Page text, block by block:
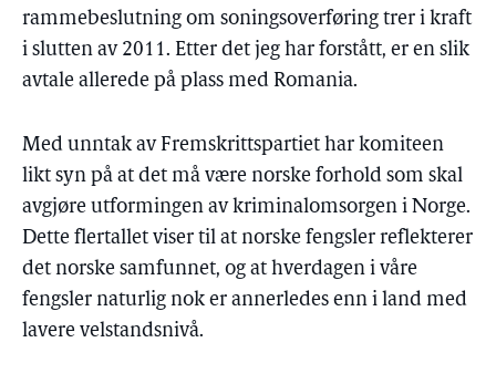
rammebeslutning om soningsoverføring trer i kraft
i slutten av 2011. Etter det jeg har forstått, er en slik
avtale allerede på plass med Romania.
Med unntak av Fremskrittspartiet har komiteen
likt syn på at det må være norske forhold som skal
avgjøre utformingen av kriminalomsorgen i Norge.
Dette flertallet viser til at norske fengsler reflekterer
det norske samfunnet, og at hverdagen i våre
fengsler naturlig nok er annerledes enn i land med
lavere velstandsnivå.